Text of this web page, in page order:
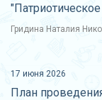
Гридина Наталия
17 июня 2026
План